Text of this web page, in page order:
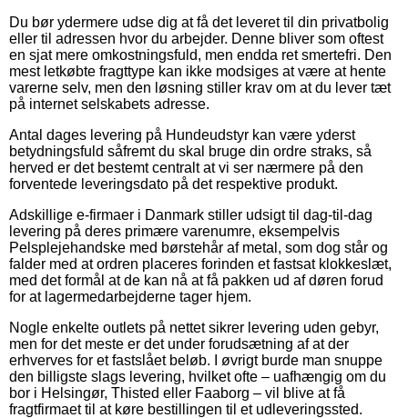
Du bør ydermere udse dig at få det leveret til din privatbolig
eller til adressen hvor du arbejder. Denne bliver som oftest
en sjat mere omkostningsfuld, men endda ret smertefri. Den
mest letkøbte fragttype kan ikke modsiges at være at hente
varerne selv, men den løsning stiller krav om at du lever tæt
på internet selskabets adresse.
Antal dages levering på Hundeudstyr kan være yderst
betydningsfuld såfremt du skal bruge din ordre straks, så
herved er det bestemt centralt at vi ser nærmere på den
forventede leveringsdato på det respektive produkt.
Adskillige e-firmaer i Danmark stiller udsigt til dag-til-dag
levering på deres primære varenumre, eksempelvis
Pelsplejehandske med børstehår af metal, som dog står og
falder med at ordren placeres forinden et fastsat klokkeslæt,
med det formål at de kan nå at få pakken ud af døren forud
for at lagermedarbejderne tager hjem.
Nogle enkelte outlets på nettet sikrer levering uden gebyr,
men for det meste er det under forudsætning af at der
erhverves for et fastslået beløb. I øvrigt burde man snuppe
den billigste slags levering, hvilket ofte – uafhængig om du
bor i Helsingør, Thisted eller Faaborg – vil blive at få
fragtfirmaet til at køre bestillingen til et udleveringssted.